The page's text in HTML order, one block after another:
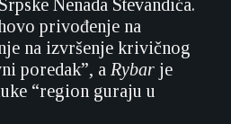
Nenada Stevandića.
privođenje na
na izvršenje krivičnog
poredak”, a Rybar je
“region guraju u